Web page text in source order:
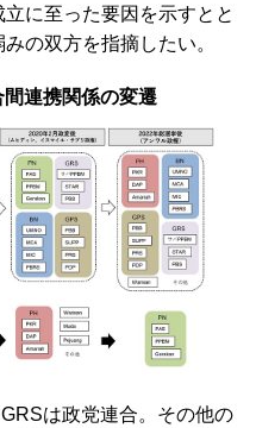
に至った要因を示すとと
の双方を指摘したい。
連携関係の変遷
は政党連合。その他の